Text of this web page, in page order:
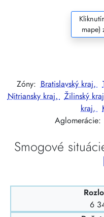
mape)
Zóny: Bratislavský kraj,
Nitriansky kraj, Žilinský
kraj,
Aglomerácie:
Smogové
6